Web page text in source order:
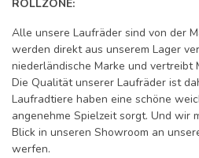
ROLLZONE:
Alle unsere Laufräder sind von der
werden direkt aus unserem Lager
niederländische Marke und vertreibt
Die Qualität unserer Laufräder ist
Laufradtiere haben eine schöne
angenehme Spielzeit sorgt. Und wir
Blick in unseren Showroom an
werfen.